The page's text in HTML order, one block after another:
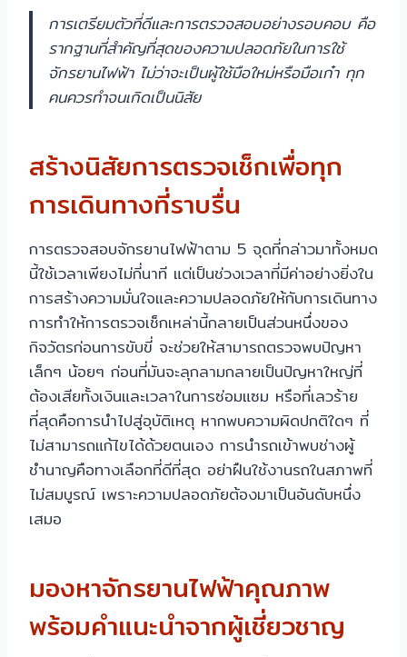
การเตรียมตัวที่ดีและการตรวจสอบอย่างรอบคอบ คือ
รากฐานที่สำคัญที่สุดของความปลอดภัยในการใช้
จักรยานไฟฟ้า ไม่ว่าจะเป็นผู้ใช้มือใหม่หรือมือเก๋า ทุก
คนควรทำจนเกิดเป็นนิสัย
สร้างนิสัยการตรวจเช็กเพื่อทุก
การเดินทางที่ราบรื่น
การตรวจสอบจักรยานไฟฟ้าตาม 5 จุดที่กล่าวมาทั้งหมด
นี้ใช้เวลาเพียงไม่กี่นาที แต่เป็นช่วงเวลาที่มีค่าอย่างยิ่งใน
การสร้างความมั่นใจและความปลอดภัยให้กับการเดินทาง
การทำให้การตรวจเช็กเหล่านี้กลายเป็นส่วนหนึ่งของ
กิจวัตรก่อนการขับขี่ จะช่วยให้สามารถตรวจพบปัญหา
เล็กๆ น้อยๆ ก่อนที่มันจะลุกลามกลายเป็นปัญหาใหญ่ที่
ต้องเสียทั้งเงินและเวลาในการซ่อมแซม หรือที่เลวร้าย
ที่สุดคือการนำไปสู่อุบัติเหตุ หากพบความผิดปกติใดๆ ที่
ไม่สามารถแก้ไขได้ด้วยตนเอง การนำรถเข้าพบช่างผู้
ชำนาญคือทางเลือกที่ดีที่สุด อย่าฝืนใช้งานรถในสภาพที่
ไม่สมบูรณ์ เพราะความปลอดภัยต้องมาเป็นอันดับหนึ่ง
เสมอ
มองหาจักรยานไฟฟ้าคุณภาพ
พร้อมคำแนะนำจากผู้เชี่ยวชาญ